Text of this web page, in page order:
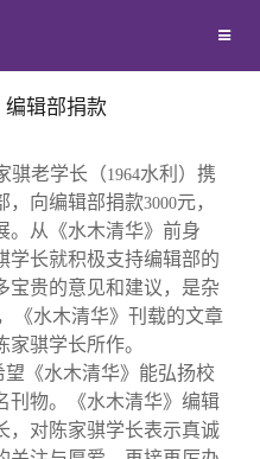
讯》
编辑部捐款
骐老学长（1964水利）携
，向编辑部捐款3000元，
。从《水木清华》前身
学长就积极支持编辑部的
宝贵的意见和建议，是杂
《水木清华》刊载的文章
家骐学长所作。
《水木清华》能弘扬校
刊物。《水木清华》编辑
，对陈家骐学长表示真诚